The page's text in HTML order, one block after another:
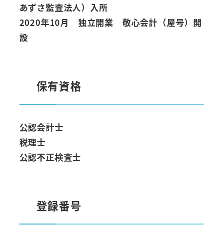
あずさ監査法人）入所
2020年10月 独立開業 敬心会計（屋号）開
設
保有資格
公認会計士
税理士
公認不正検査士
登録番号